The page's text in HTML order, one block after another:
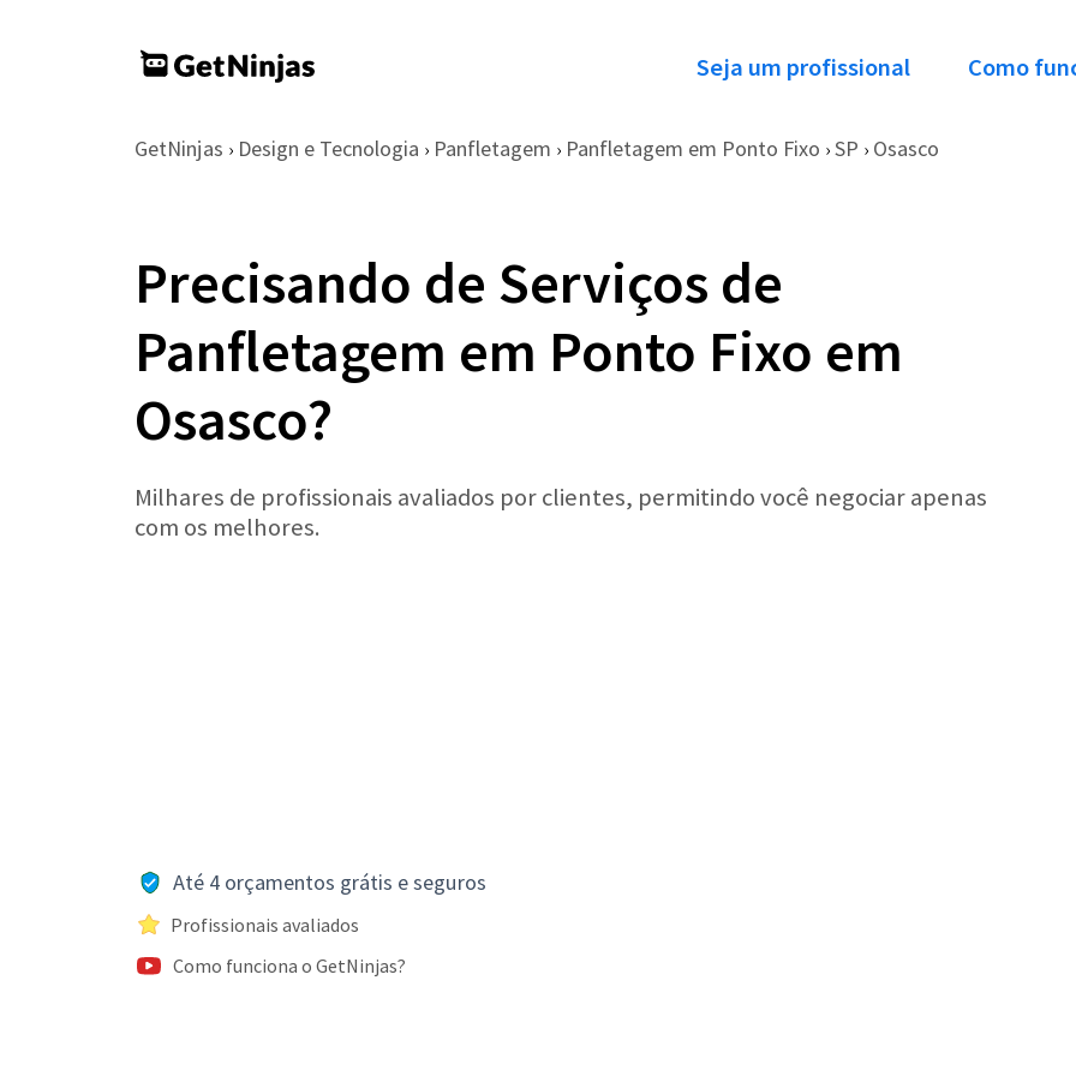
Seja um profissional Como
GetNinjas › Design e Tecnologia › Panfletagem › Panfletagem em Ponto Fixo › SP › Osasco
Precisando de Serviços de
Panfletagem em Ponto Fixo em
Osasco?
Milhares de profissionais avaliados por clientes, permitindo você negociar apenas
com os melhores.
Até 4 orçamentos grátis e seguros
Profissionais avaliados
Como funciona o GetNinjas?